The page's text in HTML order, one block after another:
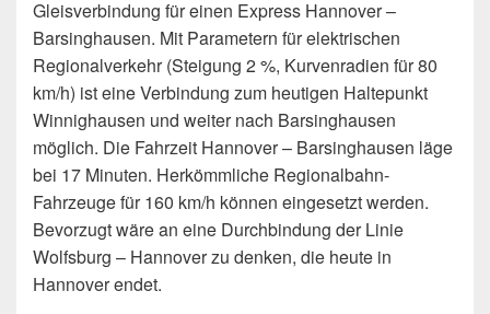
Gleisverbindung für einen Express Hannover –
Barsinghausen. Mit Parametern für elektrischen
Regionalverkehr (Steigung 2 %, Kurvenradien für 80
km/h) ist eine Verbindung zum heutigen Haltepunkt
Winnighausen und weiter nach Barsinghausen
möglich. Die Fahrzeit Hannover – Barsinghausen läge
bei 17 Minuten. Herkömmliche Regionalbahn-
Fahrzeuge für 160 km/h können eingesetzt werden.
Bevorzugt wäre an eine Durchbindung der Linie
Wolfsburg – Hannover zu denken, die heute in
Hannover endet.